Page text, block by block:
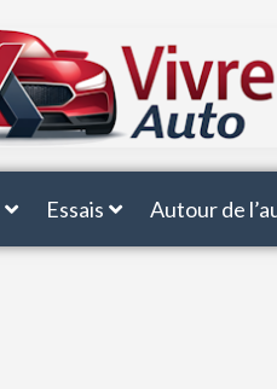
Essais Autour de